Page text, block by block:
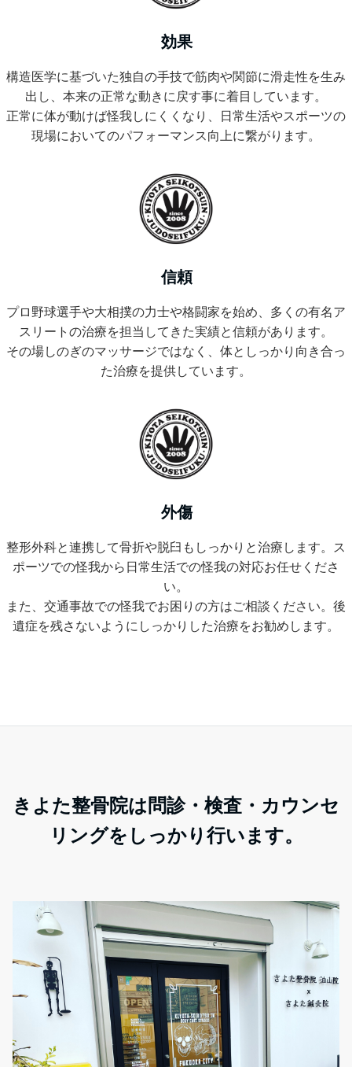
効果
構造医学に基づいた独自の手技で筋肉や関節に滑走性を生み
出し、本来の正常な動きに戻す事に着目しています。
正常に体が動けば怪我しにくくなり、日常生活やスポーツの
現場においてのパフォーマンス向上に繋がります。
信頼
プロ野球選手や大相撲の力士や格闘家を始め、多くの有名ア
スリートの治療を担当してきた実績と信頼があります。
その場しのぎのマッサージではなく、体としっかり向き合っ
た治療を提供しています。
外傷
整形外科と連携して骨折や脱臼もしっかりと治療します。ス
ポーツでの怪我から日常生活での怪我の対応お任せくださ
い。
また、交通事故での怪我でお困りの方はご相談ください。後
遺症を残さないようにしっかりした治療をお勧めします。
きよた整骨院は問診・検査・カウンセ
リングをしっかり行います。